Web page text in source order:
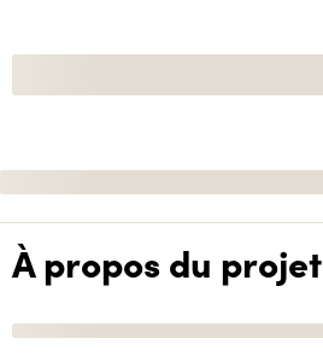
À propos du projet